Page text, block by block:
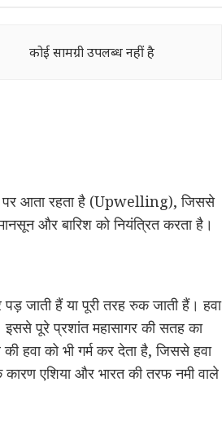
कोई सामग्री उपलब्ध नहीं है
पर आता रहता है (Upwelling), जिससे
और बारिश को नियंत्रित करता है।
जाती हैं या पूरी तरह रुक जाती हैं। हवा
इससे पूरे प्रशांत महासागर की सतह का
हवा को भी गर्म कर देता है, जिससे हवा
एशिया और भारत की तरफ नमी वाले